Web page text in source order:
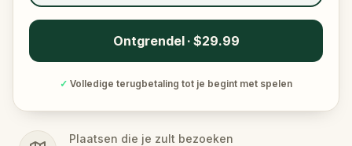
Ontgrendel · $29.99
✓ Volledige terugbetaling tot je begint met spelen
Plaatsen die je zult bezoeken